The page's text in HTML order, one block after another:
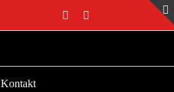
Facebook
Kontakt